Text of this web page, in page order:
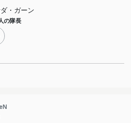
・ガーン
の隊長